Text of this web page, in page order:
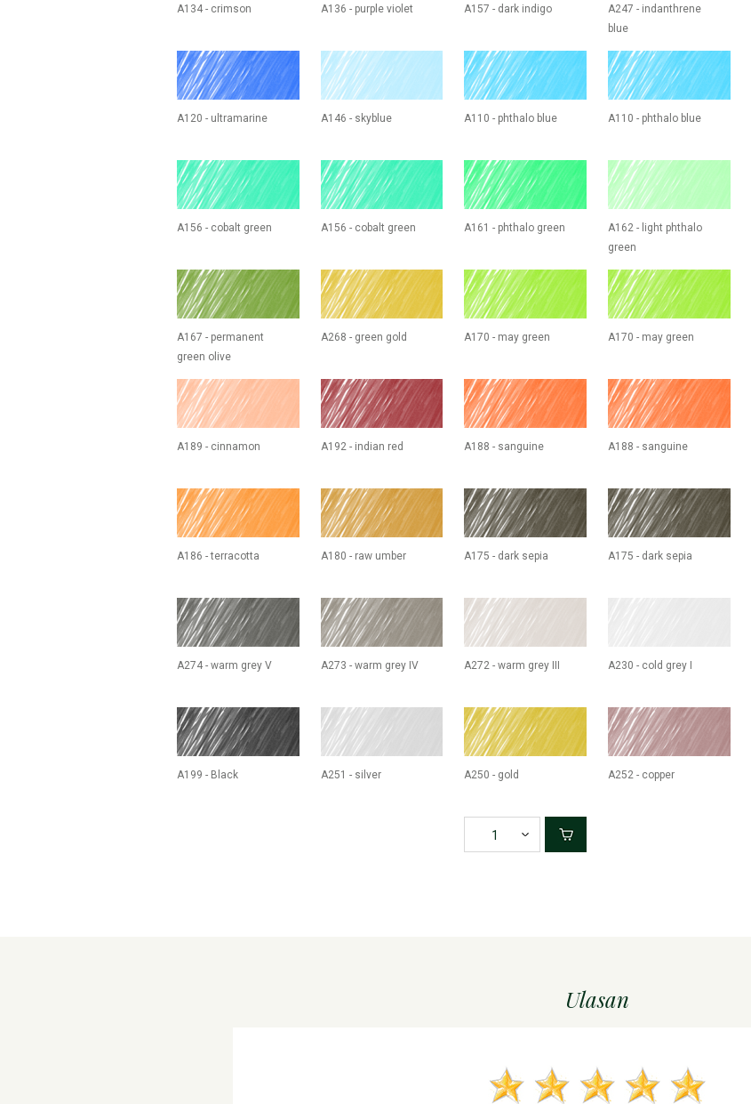
A134 - crimson A136 - purple violet A157 - dark indigo
A247 - indanthrene
blue
A120 - ultramarine A146 - skyblue A110 - phthalo blue A110 - phthalo blue
A156 - cobalt green A156 - cobalt green A161 - phthalo green
A162 - light phthalo
green
A167 - permanent
green olive
A268 - green gold A170 - may green A170 - may green
A189 - cinnamon A192 - indian red A188 - sanguine A188 - sanguine
A186 - terracotta A180 - raw umber A175 - dark sepia A175 - dark sepia
A274 - warm grey V A273 - warm grey IV A272 - warm grey III A230 - cold grey I
A199 - Black A251 - silver A250 - gold A252 - copper
Ulasan